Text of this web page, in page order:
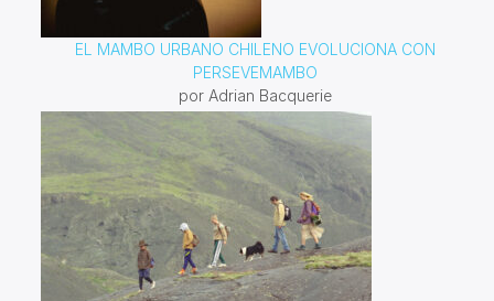
EL MAMBO URBANO CHILENO EVOLUCIONA CON
PERSEVEMAMBO
por Adrian Bacquerie